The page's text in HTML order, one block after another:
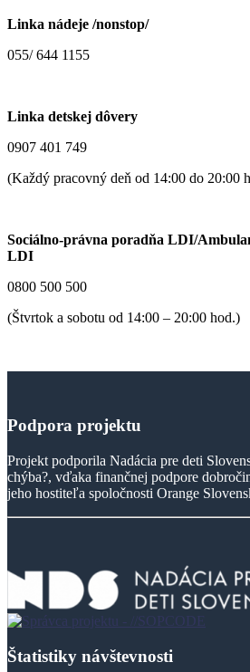
Linka nádeje /nonstop/
055/ 644 1155
Linka detskej dôvery
0907 401 749
(Každý pracovný deň od 14:00 do 20:00
Sociálno-právna poradňa LDI/
LDI
0800 500 500
(Štvrtok a sobotu od 14:00 – 20:00 hod.)
Podpora projektu
Projekt podporila Nadácia pre deti
chýba?, vďaka finančnej podpore
jeho hostiteľa spoločnosti Orange
Štatistiky návštevnosti